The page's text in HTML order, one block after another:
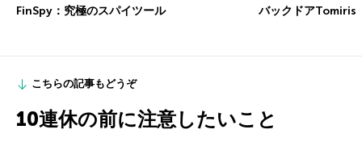
FinSpy：究極のスパイツール バックドアTomiris
こちらの記事もどうぞ
10連休の前に注意したいこと